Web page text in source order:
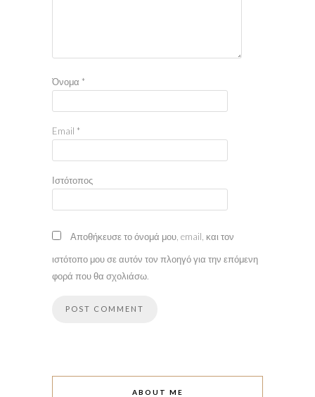
Όνομα *
Email *
Ιστότοπος
Αποθήκευσε το όνομά μου, email, και τον
ιστότοπο μου σε αυτόν τον πλοηγό για την επόμενη
φορά που θα σχολιάσω.
ABOUT ME